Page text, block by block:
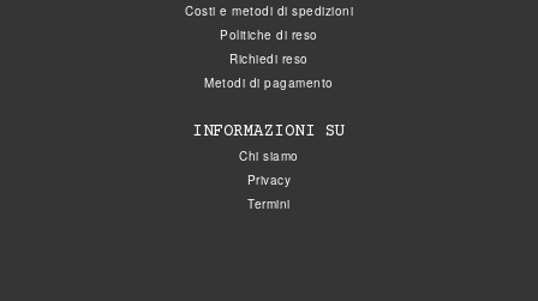
Costi e metodi di spedizioni
Politiche di reso
Richiedi reso
Metodi di pagamento
INFORMAZIONI SU
Chi siamo
Privacy
Termini